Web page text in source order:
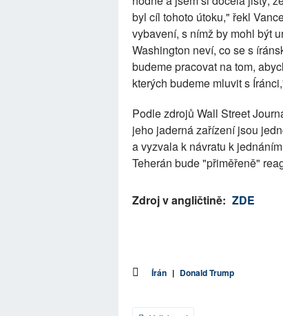
byl cíl tohoto útoku," řekl
vybavení, s nímž by mohl být
Washington neví, co se s
budeme pracovat na tom,
kterých budeme mluvit s
Podle zdrojů Wall Street
jeho jaderná zařízení jsou
a vyzvala k návratu k
Teherán bude "přiměřeně"
Zdroj v angličtině: ZDE
Írán | Donald Trump